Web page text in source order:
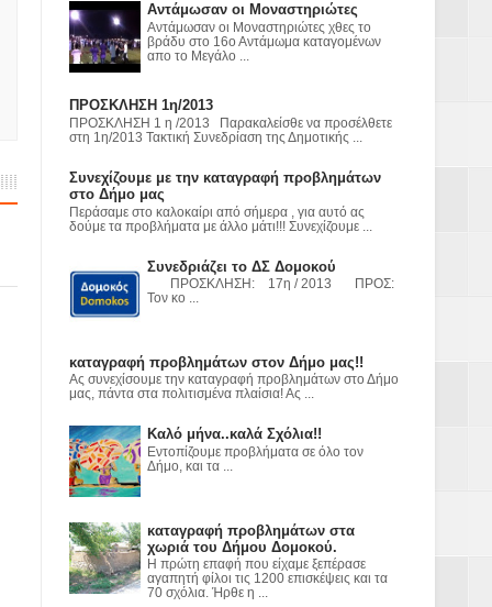
ΧΥΤΑ»
Αντάμωσαν οι Μοναστηριώτες
Αντάμωσαν οι Μοναστηριώτες χθες το
βράδυ στο 16ο Αντάμωμα καταγομένων
απο το Μεγάλο ...
ΠΡΟΣΚΛΗΣΗ 1η/2013
ΠΡΟΣΚΛΗΣΗ 1 η /2013 Παρακαλείσθε να προσέλθετε
στη 1η/2013 Τακτική Συνεδρίαση της Δημοτικής ...
Συνεχίζουμε με την καταγραφή προβλημάτων
στο Δήμο μας
Περάσαμε στο καλοκαίρι από σήμερα , για αυτό ας
δούμε τα προβλήματα με άλλο μάτι!!! Συνεχίζουμε ...
Συνεδριάζει το ΔΣ Δομοκού
ΠΡΟΣΚΛΗΣΗ: 17η / 2013 ΠΡΟΣ:
Τον κο ...
καταγραφή προβλημάτων στον Δήμο μας!!
Ας συνεχίσουμε την καταγραφή προβλημάτων στο Δήμο
μας, πάντα στα πολιτισμένα πλαίσια! Ας ...
Καλό μήνα..καλά Σχόλια!!
Εντοπίζουμε προβλήματα σε όλο τον
Δήμο, και τα ...
καταγραφή προβλημάτων στα
χωριά του Δήμου Δομοκού.
Η πρώτη επαφή που είχαμε ξεπέρασε
αγαπητή φίλοι τις 1200 επισκέψεις και τα
70 σχόλια. Ήρθε η ...